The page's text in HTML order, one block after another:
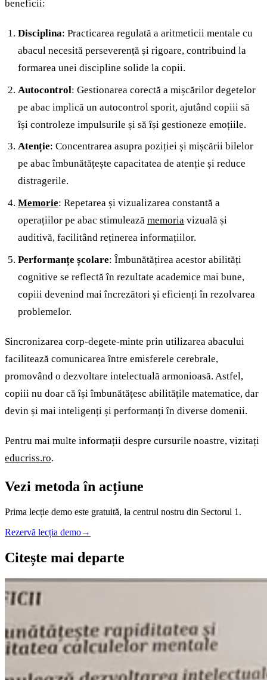
beneficii:
Disciplina: Practicarea regulată a aritmeticii mentale cu
abacul necesită perseverență și rigoare, contribuind la
formarea unei discipline solide la copii.
Autocontrol: Gestionarea corectă a mișcărilor degetelor
pe abac implică un autocontrol sporit, ajutând copiii să
își controleze impulsurile și să își gestioneze emoțiile.
Atenție: Concentrarea asupra poziției și mișcării bilelor
pe abac îmbunătățește capacitatea de atenție și reduce
distragerile.
Memorie: Repetarea și vizualizarea constantă a
operațiilor pe abac stimuleazămemoria vizuală și
auditivă, facilitând reținerea informațiilor.
Performanțe școlare: Îmbunătățirea acestor abilități
cognitive se reflectă în rezultate academice mai bune,
copiii devenind mai încrezători și eficienți în rezolvarea
problemelor.
Sincronizarea corp-degete-minte prin utilizarea abacului
facilitează comunicarea între emisferele cerebrale,
promovând o dezvoltare intelectuală armonioasă. Astfel,
copiii nu doar că își îmbunătățesc abilitățile matematice, dar
devin și mai inteligenți și performanți în diverse domenii.
Pentru mai multe informații despre cursurile noastre, vizitați
educriss.ro.
Vezi metoda în acțiune
Prima lecție demo este gratuită, la centrul nostru din Sectorul 1.
Rezervă lecția demo→
Citește mai departe